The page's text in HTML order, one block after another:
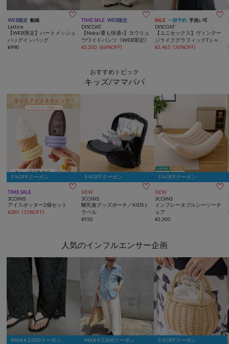
WEB限定 動画 
Lattice
【WEB限定】ハートメッシュ
バッグインバッグ
¥990
TIME SALE WEB限定 
DISCOAT
【Noka/夏も快適♪】ヨウリュ
ウワイドパンツ《WEB限定》
¥2,200 (66%OFF)
SALE 一部予約 手洗い可 
DISCOAT
【ユニセックス】ヴィンテー
ジライクグラフィックTシャ
ツ《WEB限定》
¥3,465 (30%OFF)
おすすめトピック
キッズ/ママパパ
5％OFFクーポン
TIME SALE 
3COINS
アイスポッター2個セット
¥280 (15%OFF)
5％OFFクーポン
NEW 
3COINS
離乳食グッズポーチ／KIDSト
ラベル
¥550
5％OFFクーポン
NEW 
3COINS
インフレータブルシーソーチ
ェア
¥3,300
人気のインフルエンサー企画
MAX￥2,000クーポン MAX￥2,000クーポン 5％OFFクーポン